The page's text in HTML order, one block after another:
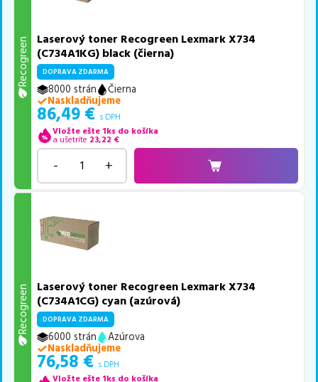
Recogreen Laserový toner Recogreen Lexmark X734
(C734A1KG) black (čierna)
DOPRAVA ZDARMA
8000 strán
Čierna
Naskladňujeme
86,49 € s DPH
Vložte ešte 1ks do košíka
a ušetríte 23,22 €
- +
Recogreen Laserový toner Recogreen Lexmark X734
(C734A1CG) cyan (azúrová)
DOPRAVA ZDARMA
6000 strán
Azúrova
Naskladňujeme
76,58 € s DPH
Vložte ešte 1ks do košíka